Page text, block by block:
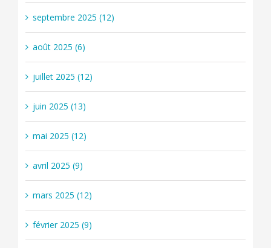
septembre 2025 (12)
août 2025 (6)
juillet 2025 (12)
juin 2025 (13)
mai 2025 (12)
avril 2025 (9)
mars 2025 (12)
février 2025 (9)